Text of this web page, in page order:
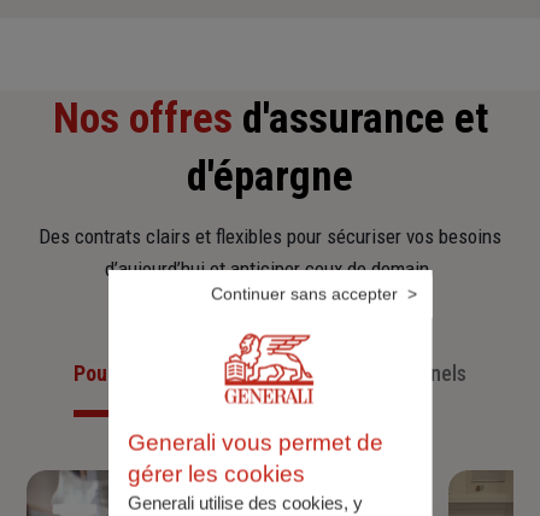
Nos offres d'assurance et
d'épargne
Des contrats clairs et flexibles pour sécuriser vos besoins
d’aujourd’hui et anticiper ceux de demain.
Pour les particuliersPour les professionnels
Generali vous permet de
gérer les cookies
Generali utilise des cookies, y
Continuer sans accepter